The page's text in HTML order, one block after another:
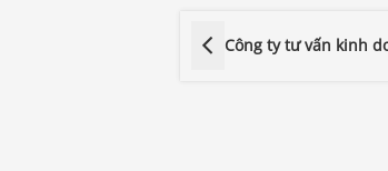
Công ty tư vấn kinh